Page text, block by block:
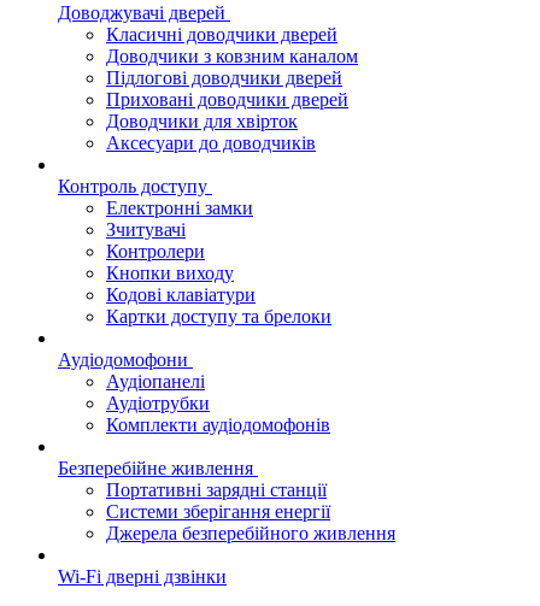
Доводжувачі дверей
Класичні доводчики дверей
Доводчики з ковзним каналом
Підлогові доводчики дверей
Приховані доводчики дверей
Доводчики для хвірток
Аксесуари до доводчиків
Контроль доступу
Електронні замки
Зчитувачі
Контролери
Кнопки виходу
Кодові клавіатури
Картки доступу та брелоки
Аудіодомофони
Аудіопанелі
Аудіотрубки
Комплекти аудіодомофонів
Безперебійне живлення
Портативні зарядні станції
Системи зберігання енергії
Джерела безперебійного живлення
Wi-Fi дверні дзвінки